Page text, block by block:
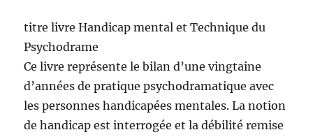
titre livre Handicap mental et Technique du
Psychodrame
Ce livre représente le bilan d’une vingtaine
d’années de pratique psychodramatique avec
les personnes handicapées mentales. La notion
de handicap est interrogée et la débilité remise